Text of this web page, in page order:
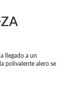
llegado a un
polivalente alero se